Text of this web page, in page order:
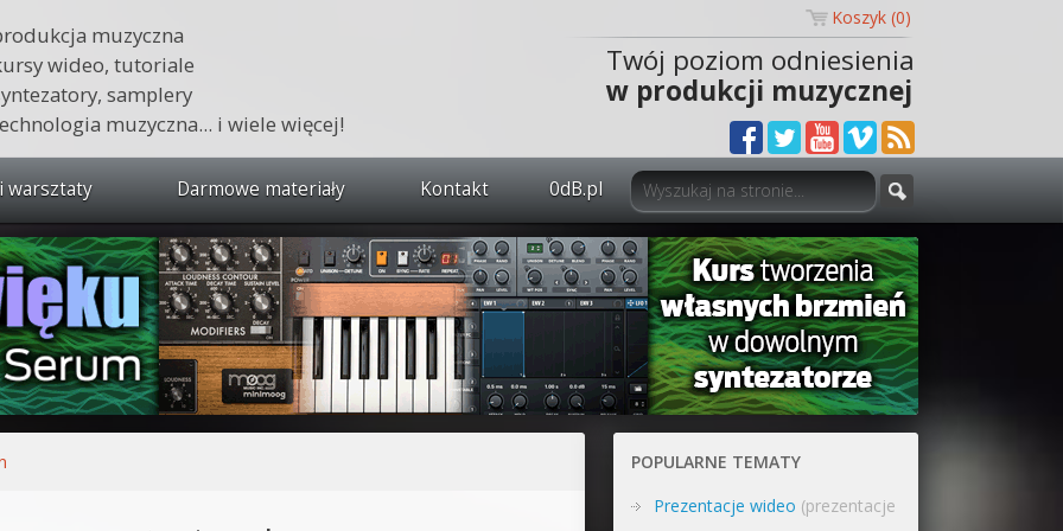
muzyczna
wideo, tutoriale
samplery
muzyczna... i wiele więcej!
Koszyk (0)
Twój poziom odniesienia
w produkcji muzycznej
warsztaty
kursy i warsztaty
🔥
muzyczna w praktyce
od podstaw
Darmowe materiały Kontakt 0dB.pl
0dB.pl - informacje
Newsletter
Materiały dla mediów
Archiwum aktualności
POPULARNE TEMATY
Prezentacje wideo (prezentacje